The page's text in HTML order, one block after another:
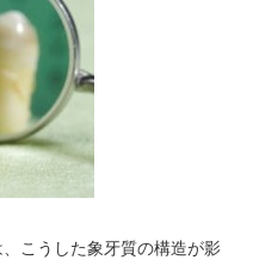
こうした象牙質の構造が影